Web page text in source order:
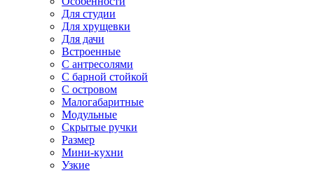
Для студии
Для хрущевки
Для дачи
Встроенные
С антресолями
С барной стойкой
С островом
Малогабаритные
Модульные
Скрытые ручки
Размер
Мини-кухни
Узкие